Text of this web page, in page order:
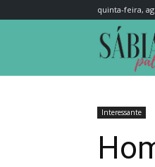
quinta-feira,
Interessante